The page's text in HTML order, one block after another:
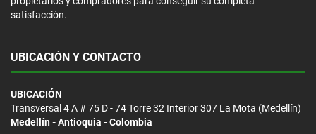
satisfacción.
UBICACIÓN Y CONTACTO
UBICACIÓN
Transversal 4 A # 75 D - 74 Torre 32 Interior 307 La Mota (Medellín)
Medellín - Antioquia - Colombia